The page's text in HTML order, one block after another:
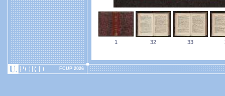
1 32 33
FCUP 2026